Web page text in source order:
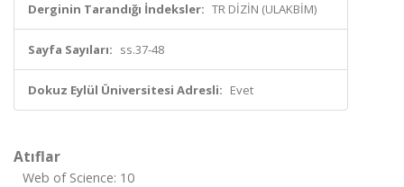
Derginin Tarandığı İndeksler: TR DİZİN (ULAKBİM)
Sayfa Sayıları: ss.37-48
Dokuz Eylül Üniversitesi Adresli: Evet
Atıflar
Web of Science: 10